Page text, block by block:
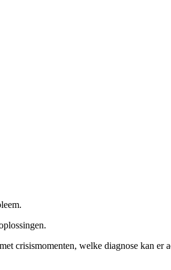
crisismomenten, welke diagnose kan er